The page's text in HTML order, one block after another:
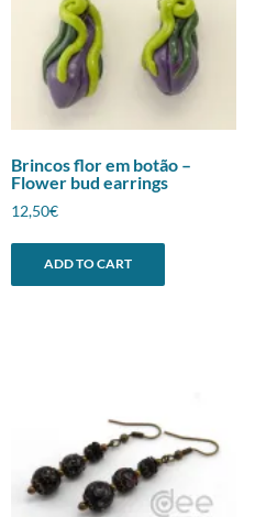
Brincos flor em botão –
Flower bud earrings
12,50€
ADD TO CART